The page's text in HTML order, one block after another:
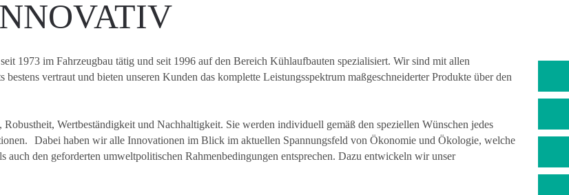
1973 im Fahrzeugbau tätig und seit 1996 auf den Bereich Kühlaufbauten spezialisiert. Wir sind mit allen
vertraut und bieten unseren Kunden das komplette Leistungsspektrum maßgeschneiderter Produkte über den
Wertbeständigkeit und Nachhaltigkeit. Sie werden individuell gemäß den speziellen Wünschen jedes
Dabei haben wir alle Innovationen im Blick im aktuellen Spannungsfeld von Ökonomie und Ökologie, welche
auch den geforderten umweltpolitischen Rahmenbedingungen entsprechen. Dazu entwickeln wir unser